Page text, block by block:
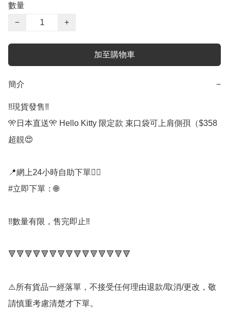
數量
−
+
加至購物車
簡介 −
‼️現貨發售‼️
🎌日本直送🎌 Hello Kitty 限定款 束口袋可上肩側孭（$358
超靚😍
📍網上24小時自助下單👍🏻
#立即下單：🌐
‼️數量有限，售完即止‼️
🔻🔻🔻🔻🔻🔻🔻🔻🔻🔻🔻🔻🔻🔻🔻
⚠️所有貨品一經落單，不接受任何理由退款/取消/更改，敬
請慎重考慮清楚才下單。